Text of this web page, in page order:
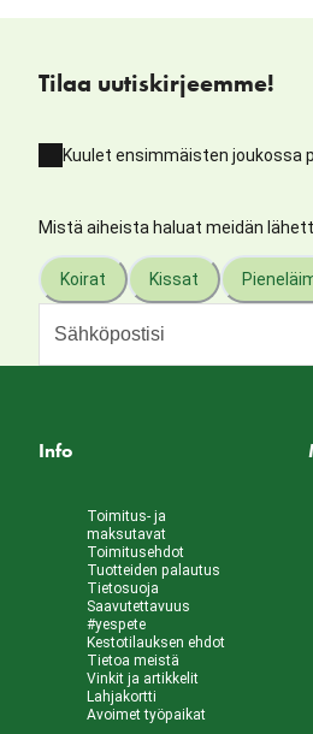
Tilaa uutiskirjeemme!
Kuulet ensimmäisten joukossa
Mistä aiheista haluat meidän
Koirat Kissat
Info
Toimitus- ja
maksutavat
Toimitusehdot
Tuotteiden palautus
Tietosuoja
Saavutettavuus
#yespete
Kestotilauksen ehdot
Tietoa meistä
Vinkit ja artikkelit
Lahjakortti
Avoimet työpaikat